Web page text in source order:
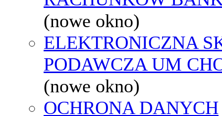
(nowe okno)
ELEKTRONICZNA
PODAWCZA UM
(nowe okno)
OCHRONA DANYCH